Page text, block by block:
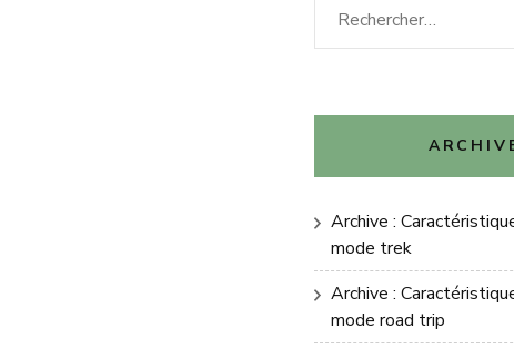
Rechercher :
Archive :
mode trek
Archive :
mode road trip